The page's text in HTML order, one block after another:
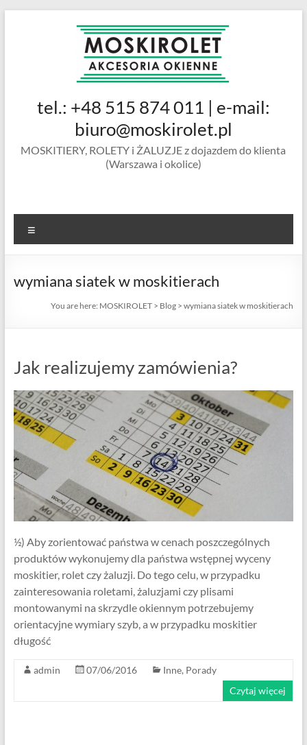
MOSKIROLET
siatki na
okienne |
ramkowe i
drzwiowe
tel.: +48 515 874 011 | e-mail:
biuro@moskirolet.pl
MOSKITIERY, ROLETY i ŻALUZJE z dojazdem do klienta
(Warszawa i okolice)
wymiana siatek w moskitierach
You are here: MOSKIROLET > Blog >wymiana siatek w moskitierach
Jak realizujemy zamówienia?
½) Aby zorientować państwa w cenach poszczególnych
produktów wykonujemy dla państwa wstępnej wyceny
moskitier, rolet czy żaluzji. Do tego celu, w przypadku
zainteresowania roletami, żaluzjami czy plisami
montowanymi na skrzydle okiennym potrzebujemy
orientacyjne wymiary szyb, a w przypadku moskitier
długość
admin 07/06/2016 Inne, Porady
Czytaj więcej